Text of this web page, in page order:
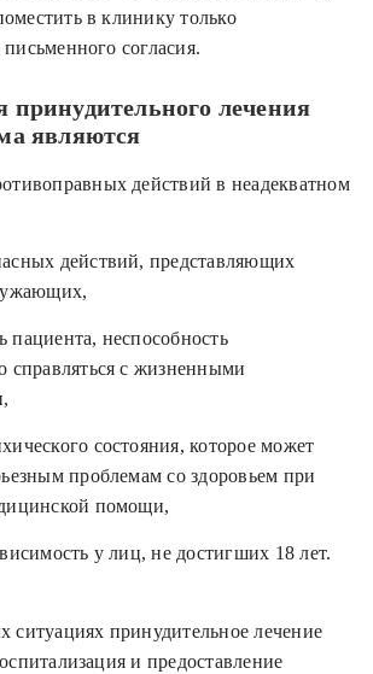
в клинику только
согласия.
принудительного лечения
являются
действий в неадекватном
действий, представляющих
пациента, неспособность
справляться с жизненными
состояния, которое может
проблемам со здоровьем при
помощи,
у лиц, не достигших 18 лет.
ситуациях принудительное лечение
и предоставление